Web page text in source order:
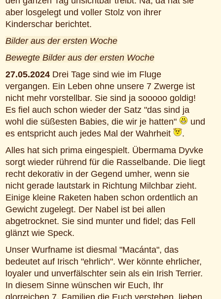
aber losgelegt und voller Stolz von ihrer
Kinderschar berichtet.
Bilder aus der ersten Woche
Bewegte Bilder aus der ersten Woche
27.05.2024Drei Tage sind wie im Fluge
vergangen. Ein Leben ohne unsere 7 Zwerge ist
nicht mehr vorstellbar. Sie sind ja sooooo goldig!
Es fiel auch schon wieder der Satz "das sind ja
wohl die süßesten Babies, die wir je hatten"
und
es entspricht auch jedes Mal der Wahrheit
.
Alles hat sich prima eingespielt. Übermama Dyvke
sorgt wieder rührend für die Rasselbande. Die liegt
recht dekorativ in der Gegend umher, wenn sie
nicht gerade lautstark in Richtung Milchbar zieht.
Einige kleine Raketen haben schon ordentlich an
Gewicht zugelegt. Der Nabel ist bei allen
abgetrocknet. Sie sind munter und fidel; das Fell
glänzt wie Speck.
Unser Wurfname ist diesmal "Macánta", das
bedeutet auf Irisch "ehrlich". Wer könnte ehrlicher,
loyaler und unverfälschter sein als ein Irish Terrier.
In diesem Sinne wünschen wir Euch, Ihr
glorreichen 7, Familien die Euch verstehen, lieben